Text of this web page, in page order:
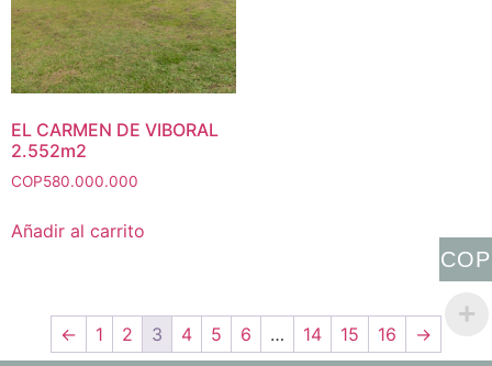
EL CARMEN DE VIBORAL
2.552m2
COP580.000.000
Añadir al carrito
← 1 2 3 4 5 6 … 14 15 16 →
COP